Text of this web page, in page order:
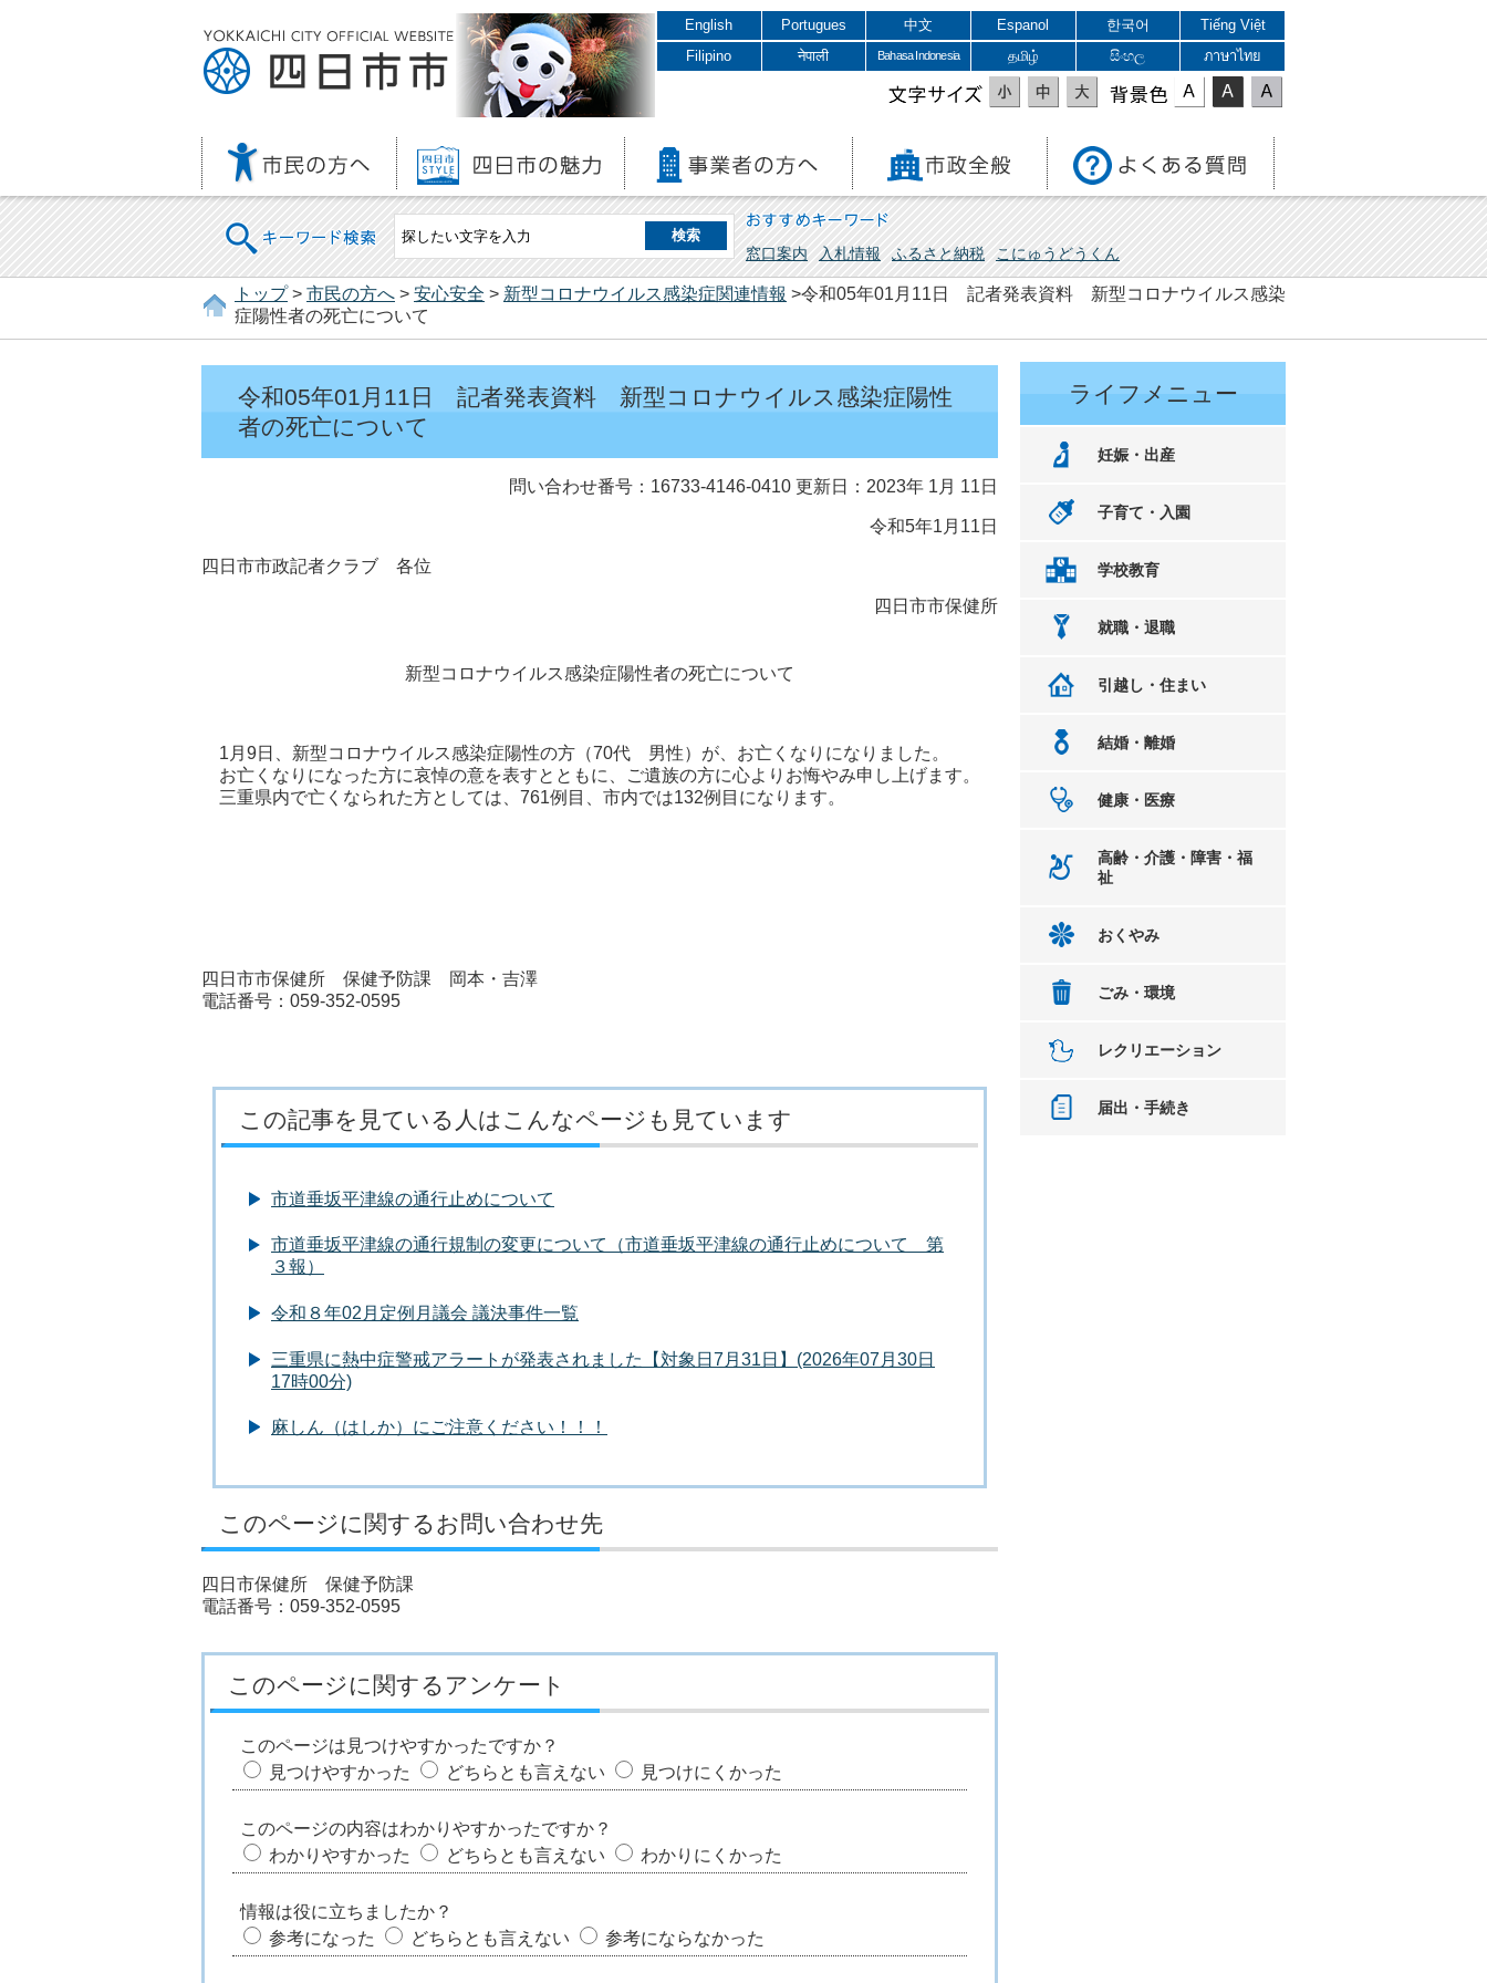
English Portugues 中文 Espanol 한국어
Tiếng Việt
Filipino
नेपाली Bahasa Indonesia தமிழ் සිංහල ภาษาไทย
文字サイズ 表示色
キーワード検索 おすすめキーワード
窓口案内 入札情報 ふるさと納税 こにゅうどうくん
トップ> 市民の方へ > 安心安全 > 新型コロナウイルス感染症関連情報 >令和05年01月11日 記者発表資料 新型コロナウイルス感染
症陽性者の死亡について
令和05年01月11日 記者発表資料 新型コロナウイルス感染症陽性
者の死亡について
問い合わせ番号：16733-4146-0410 更新日：2023年 1月 11日
令和5年1月11日
四日市市政記者クラブ 各位
四日市市保健所
新型コロナウイルス感染症陽性者の死亡について
1月9日、新型コロナウイルス感染症陽性の方（70代 男性）が、お亡くなりになりました。
お亡くなりになった方に哀悼の意を表すとともに、ご遺族の方に心よりお悔やみ申し上げます。
三重県内で亡くなられた方としては、761例目、市内では132例目になります。
四日市市保健所 保健予防課 岡本・吉澤
電話番号：059-352-0595
この記事を見ている人はこんなページも見ています
市道垂坂平津線の通行止めについて
市道垂坂平津線の通行規制の変更について（市道垂坂平津線の通行止めについて 第
３報）
令和８年02月定例月議会 議決事件一覧
三重県に熱中症警戒アラートが発表されました【対象日7月31日】(2026年07月30日
17時00分)
麻しん（はしか）にご注意ください！！！
このページに関するお問い合わせ先
四日市保健所 保健予防課
電話番号：059-352-0595
このページに関するアンケート
このページは見つけやすかったですか？
見つけやすかった
どちらとも言えない 見つけにくかった
このページの内容はわかりやすかったですか？
わかりやすかった
どちらとも言えない わかりにくかった
情報は役に立ちましたか？
参考になった
どちらとも言えない 参考にならなかった
ライフメニュー
妊娠・出産
子育て・入園
学校教育
就職・退職
引越し・住まい
結婚・離婚
健康・医療
高齢・介護・障害・福
祉
おくやみ
ごみ・環境
レクリエーション
届出・手続き